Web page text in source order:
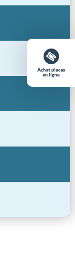
Achat places
en ligne